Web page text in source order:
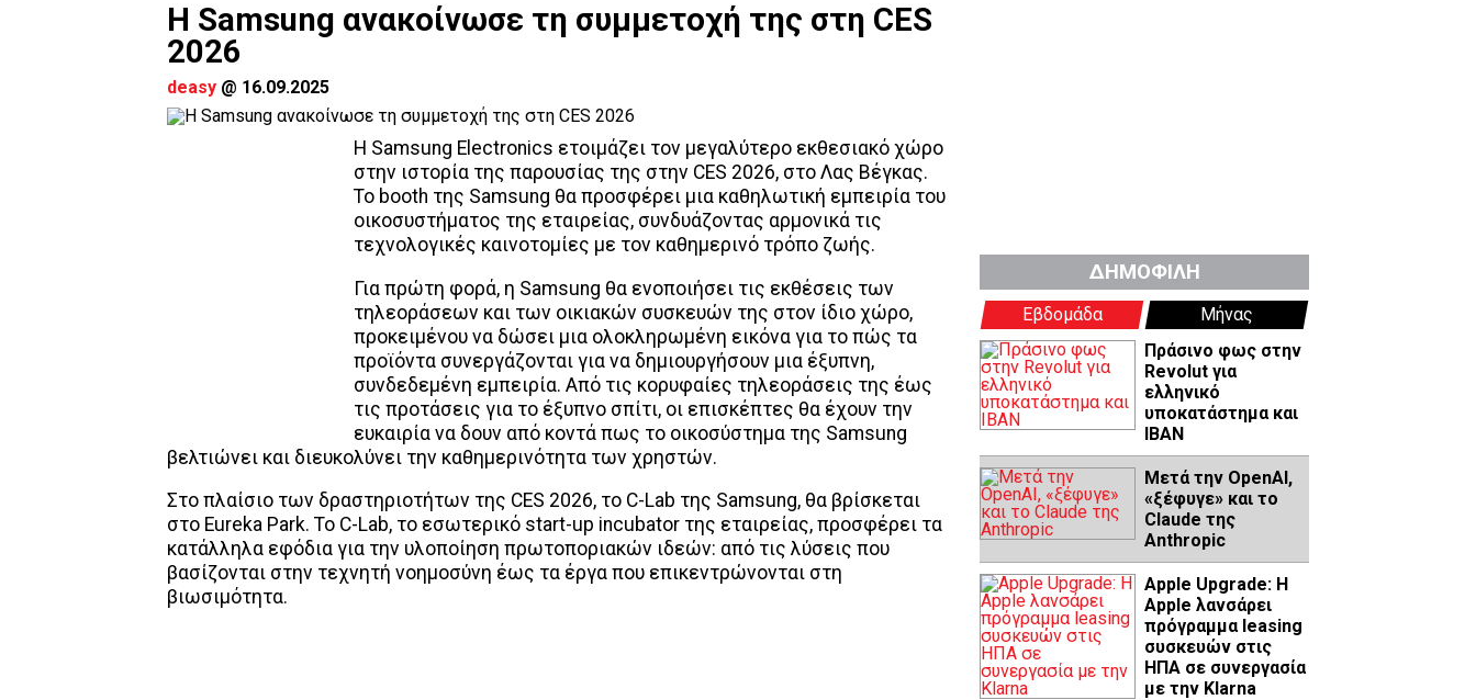
H Samsung ανακοίνωσε τη συμμετοχή της στη CES
2026
deasy @ 16.09.2025
Η Samsung Electronics ετοιμάζει τον μεγαλύτερο εκθεσιακό χώρο
στην ιστορία της παρουσίας της στην CES 2026, στο Λας Βέγκας.
Το booth της Samsung θα προσφέρει μια καθηλωτική εμπειρία του
οικοσυστήματος της εταιρείας, συνδυάζοντας αρμονικά τις
τεχνολογικές καινοτομίες με τον καθημερινό τρόπο ζωής.
Για πρώτη φορά, η Samsung θα ενοποιήσει τις εκθέσεις των
τηλεοράσεων και των οικιακών συσκευών της στον ίδιο χώρο,
προκειμένου να δώσει μια ολοκληρωμένη εικόνα για το πώς τα
προϊόντα συνεργάζονται για να δημιουργήσουν μια έξυπνη,
συνδεδεμένη εμπειρία. Από τις κορυφαίες τηλεοράσεις της έως
τις προτάσεις για το έξυπνο σπίτι, οι επισκέπτες θα έχουν την
ευκαιρία να δουν από κοντά πως το οικοσύστημα της Samsung
βελτιώνει και διευκολύνει την καθημερινότητα των χρηστών.
Στο πλαίσιο των δραστηριοτήτων της CES 2026, το C-Lab της Samsung, θα βρίσκεται
στο Eureka Park. Το C-Lab, το εσωτερικό start-up incubator της εταιρείας, προσφέρει τα
κατάλληλα εφόδια για την υλοποίηση πρωτοποριακών ιδεών: από τις λύσεις που
βασίζονται στην τεχνητή νοημοσύνη έως τα έργα που επικεντρώνονται στη
βιωσιμότητα.
ΔΗΜΟΦΙΛΗ
Εβδομάδα
Μήνας
Πράσινο φως στην
Revolut για
ελληνικό
υποκατάστημα και
IBAN
Μετά την OpenAI,
«ξέφυγε» και το
Claude της
Anthropic
Apple Upgrade: Η
Apple λανσάρει
πρόγραμμα leasing
συσκευών στις
ΗΠΑ σε συνεργασία
με την Klarna